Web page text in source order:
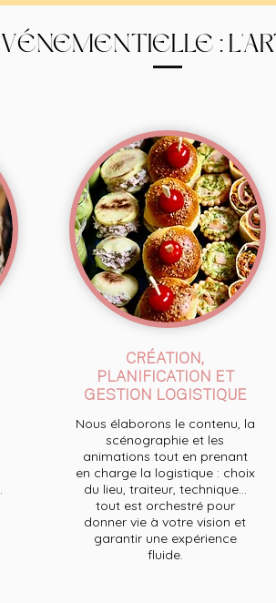
:
CRÉATION,
PLANIFICATION ET
GESTION LOGISTIQUE
Nous élaborons le contenu, la
scénographie et les
animations tout en prenant
en charge la logistique : choix
du lieu, traiteur, technique...
tout est orchestré pour
donner vie à votre vision et
garantir une expérience
fluide.